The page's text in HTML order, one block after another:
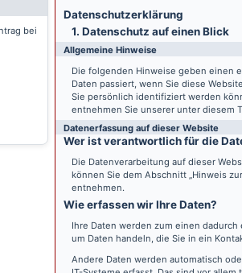
bei
Datenschutz­erklärung
1. Datenschutz auf einen Blick
Allgemeine Hinweise
Die folgenden Hinweise geben einen
Daten passiert, wenn Sie diese
Sie persönlich identifiziert werden
entnehmen Sie unserer unter diesem
Datenerfassung auf dieser Website
Wer ist verantwortlich für die
Die Datenverarbeitung auf dieser
können Sie dem Abschnitt „Hinweis
entnehmen.
Wie erfassen wir Ihre Daten?
Ihre Daten werden zum einen
um Daten handeln, die Sie in ein
Andere Daten werden automatisch